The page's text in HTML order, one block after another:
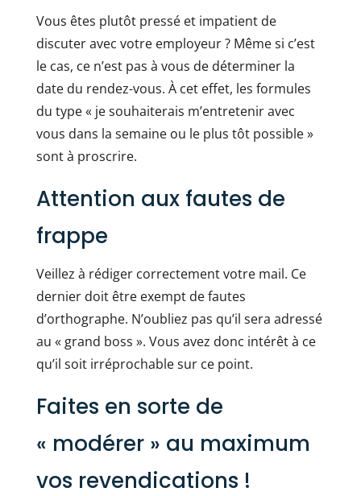
Vous êtes plutôt pressé et impatient de
discuter avec votre employeur ? Même si c’est
le cas, ce n’est pas à vous de déterminer la
date du rendez-vous. À cet effet, les formules
du type « je souhaiterais m’entretenir avec
vous dans la semaine ou le plus tôt possible »
sont à proscrire.
Attention aux fautes de
frappe
Veillez à rédiger correctement votre mail. Ce
dernier doit être exempt de fautes
d’orthographe. N’oubliez pas qu’il sera adressé
au « grand boss ». Vous avez donc intérêt à ce
qu’il soit irréprochable sur ce point.
Faites en sorte de
« modérer » au maximum
vos revendications !